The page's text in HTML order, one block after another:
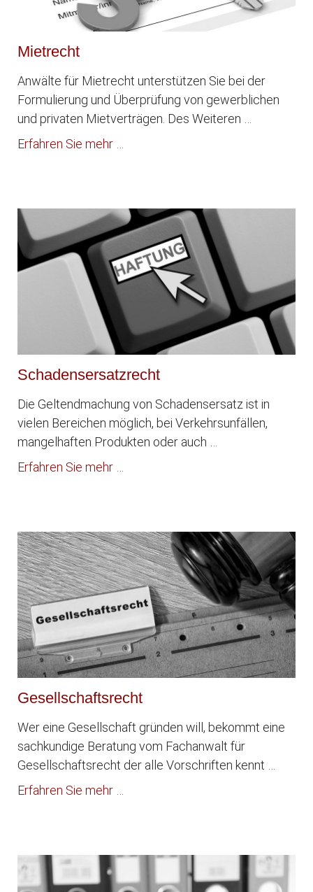
Mietrecht
Anwälte für Mietrecht unterstützen Sie bei der
Formulierung und Überprüfung von gewerblichen
und privaten Mietverträgen. Des Weiteren …
Erfahren Sie mehr …
Schadensersatzrecht
Die Geltendmachung von Schadensersatz ist in
vielen Bereichen möglich, bei Verkehrsunfällen,
mangelhaften Produkten oder auch …
Erfahren Sie mehr …
Gesellschaftsrecht
Wer eine Gesellschaft gründen will, bekommt eine
sachkundige Beratung vom Fachanwalt für
Gesellschaftsrecht der alle Vorschriften kennt …
Erfahren Sie mehr …